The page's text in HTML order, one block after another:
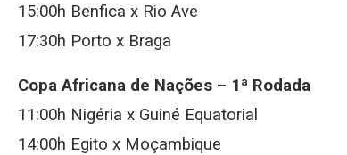
15:00h Benfica x Rio Ave
17:30h Porto x Braga
Copa Africana de Nações – 1ª Rodada
11:00h Nigéria x Guiné Equatorial
14:00h Egito x Moçambique